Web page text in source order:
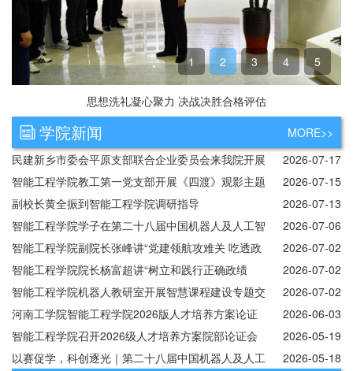
1 2 3 4 5
思想洗礼凝心聚力 决战决胜合格评估
学院新闻
MORE>>
民建新乡市委会平原支部联合企业委员会来我院开展
人工智能产教融合与专业建设专题调研
2026-07-17
智能工程学院教工第一党支部开展《四渡》观影主题
党日活动
2026-07-15
副校长黄全振到智能工程学院调研指导
2026-07-13
智能工程学院学子在第二十八届中国机器人及人工智
能大赛河南省选拔赛中载誉而归
2026-07-06
智能工程学院副院长张峰讲“党建领航攻难关 吃透政
策强科创”专题党课
2026-07-02
智能工程学院院长杨富超讲“树立和践行正确政绩
观”专题党课
2026-07-02
智能工程学院机器人教研室开展智慧课程建设专题交
流座谈会
2026-07-02
河南工学院智能工程学院2026版人才培养方案论证
会
2026-06-03
智能工程学院召开2026级人才培养方案院部论证会
2026-05-19
以赛促学，科创逐光｜第二十八届中国机器人及人工
2026-05-18